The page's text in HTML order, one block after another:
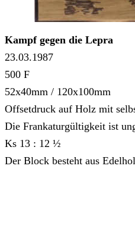
Kampf gegen die Lepra
23.03.1987
500 F
52x40mm / 120x100mm
Offsetdruck auf Holz mit
Die Frankaturgültigkeit ist
Ks 13 : 12 ½
Der Block besteht aus